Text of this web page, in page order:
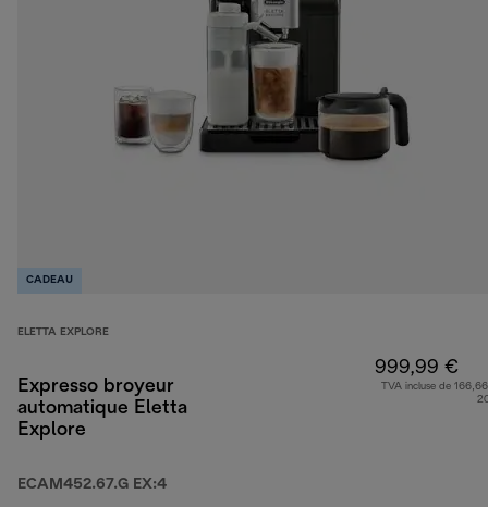
CADEAU
ELETTA EXPLORE
Expresso broyeur
automatique Eletta
Explore
ECAM452.67.G EX:4
999,99 €
TVA incluse de